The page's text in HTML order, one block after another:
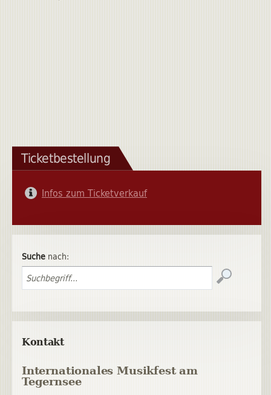
Ticketbestellung
Infos zum Ticketverkauf
Suche nach:
Kontakt
Internationales Musikfest am
Tegernsee